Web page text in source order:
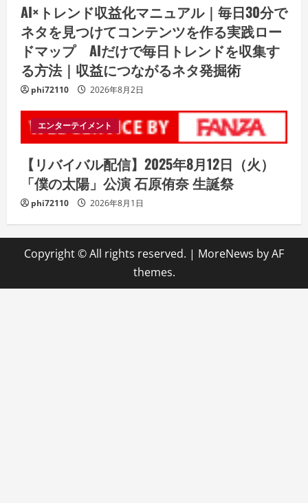
AI×トレンド収益化マニュアル｜毎日30分で
ネタを見つけてコンテンツを作る実践ロー
ドマップ AIだけで毎日トレンドを収集す
る方法｜収益につながるネタ発掘術
phi72110 2026年8月2日
エンターテイメント
【リバイバル配信】2025年8月12日（火）
「僕の太陽」公演 石原侑奈 生誕祭
phi72110 2026年8月1日
Copyright © All rights reserved. | MoreNews by AF
themes.